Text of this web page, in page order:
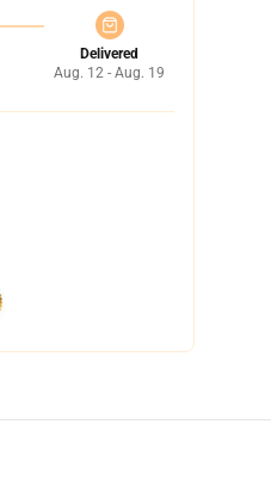
Delivered
Aug. 12 - Aug. 19